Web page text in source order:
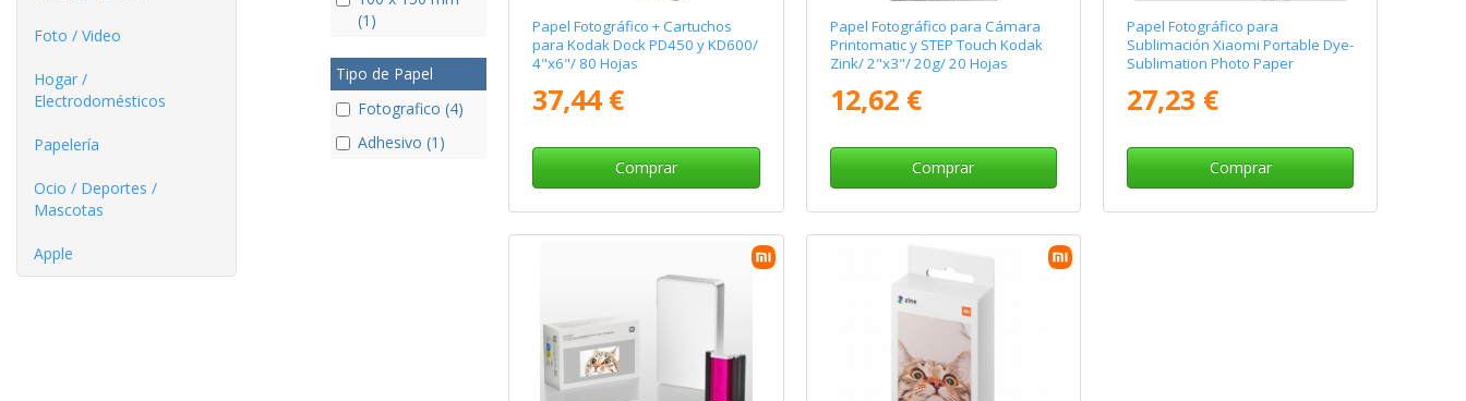
Foto / Video
Hogar /
Electrodomésticos
Papelería
Ocio / Deportes /
Mascotas
Apple
(1)
Tipo de Papel
Fotografico (4)
Adhesivo (1)
Papel Fotográfico + Cartuchos
para Kodak Dock PD450 y KD600/
4"x6"/ 80 Hojas
37,44 €
Comprar
Papel Fotográfico para Cámara
Printomatic y STEP Touch Kodak
Zink/ 2"x3"/ 20g/ 20 Hojas
12,62 €
Comprar
Papel Fotográfico para
Sublimación Xiaomi Portable Dye-
Sublimation Photo Paper
27,23 €
Comprar